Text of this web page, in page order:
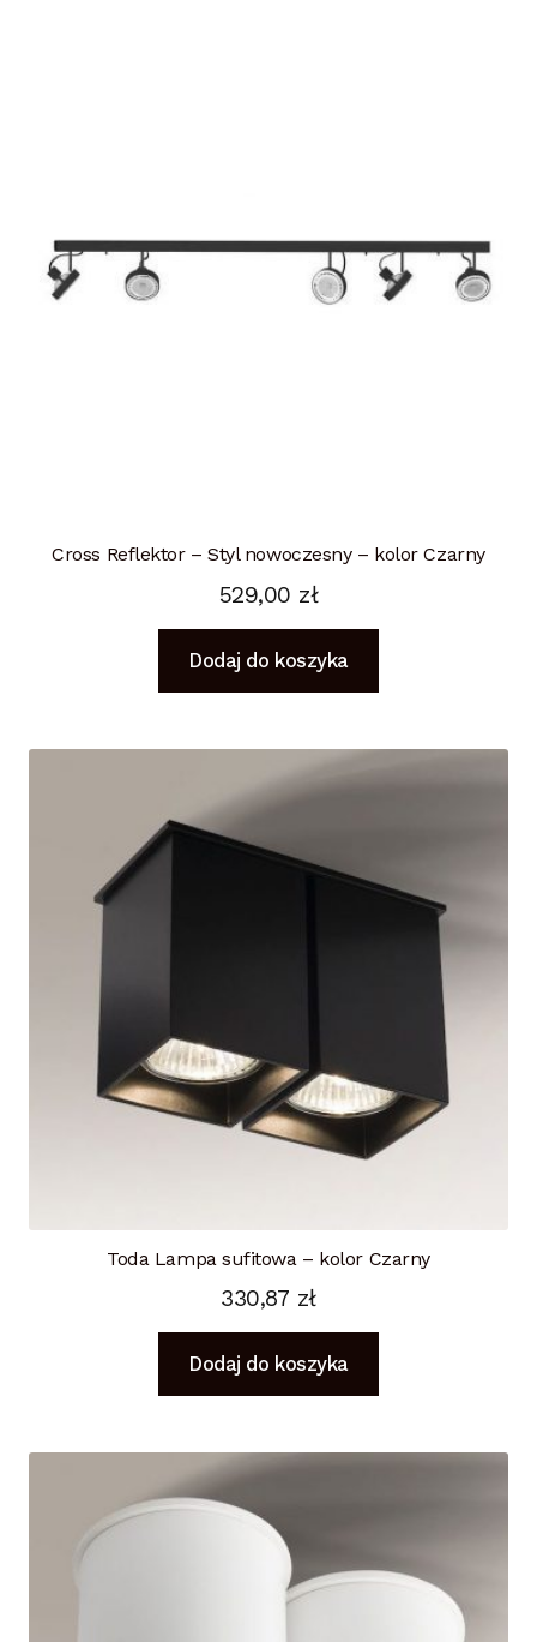
Cross Reflektor – Styl nowoczesny – kolor Czarny
529,00 zł
Dodaj do koszyka
Toda Lampa sufitowa – kolor Czarny
330,87 zł
Dodaj do koszyka